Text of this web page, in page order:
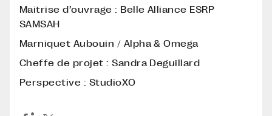
Maitrise d’ouvrage : Belle Alliance ESRP
SAMSAH
Marniquet Aubouin / Alpha & Omega
Cheffe de projet : Sandra Deguillard
Perspective : StudioXO